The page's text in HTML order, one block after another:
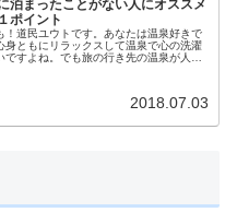
泊まったことがない人にオススメ
ポイント
！道民ユウトです。あなたは温泉好きで
身ともにリラックスして温泉で心の洗濯
ですよね。でも旅の行き先の温泉が人混
2018.07.03